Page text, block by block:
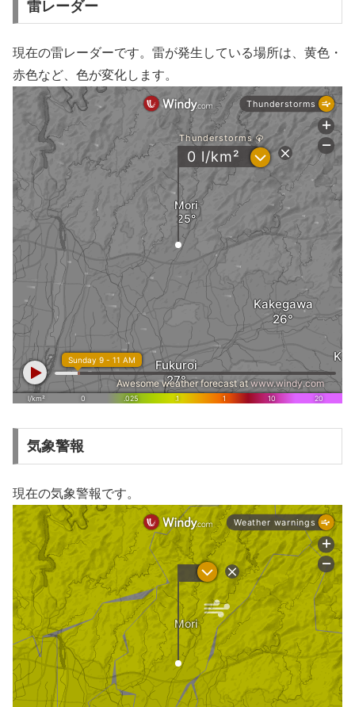
雷レーダー
現在の雷レーダーです。雷が発生している場所は、黄色・
赤色など、色が変化します。
気象警報
現在の気象警報です。